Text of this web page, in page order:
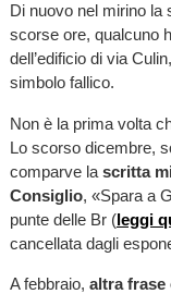
Di nuovo nel mirino la
scorse ore, qualcuno
dell’edificio di via
simbolo fallico.
Non è la prima volta
Lo scorso dicembre,
comparve la scritta
Consiglio, «Spara a
punte delle Br (leggi
cancellata dagli
A febbraio, altra frase